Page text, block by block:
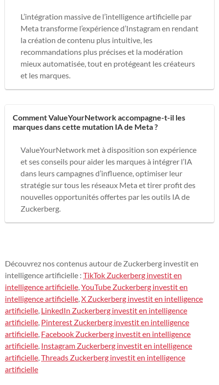
L’intégration massive de l’intelligence artificielle par
Meta transforme l’expérience d’Instagram en rendant
la création de contenu plus intuitive, les
recommandations plus précises et la modération
mieux automatisée, tout en protégeant les créateurs
et les marques.
Comment ValueYourNetwork accompagne-t-il les
marques dans cette mutation IA de Meta ?
ValueYourNetwork met à disposition son expérience
et ses conseils pour aider les marques à intégrer l’IA
dans leurs campagnes d’influence, optimiser leur
stratégie sur tous les réseaux Meta et tirer profit des
nouvelles opportunités offertes par les outils IA de
Zuckerberg.
Découvrez nos contenus autour de Zuckerberg investit en
intelligence artificielle : TikTok Zuckerberg investit en
intelligence artificielle,YouTube Zuckerberg investit en
intelligence artificielle,X Zuckerberg investit en intelligence
artificielle, LinkedIn Zuckerberg investit en intelligence
artificielle, Pinterest Zuckerberg investit en intelligence
artificielle, Facebook Zuckerberg investit en intelligence
artificielle, Instagram Zuckerberg investit en intelligence
artificielle,Threads Zuckerberg investit en intelligence
artificielle